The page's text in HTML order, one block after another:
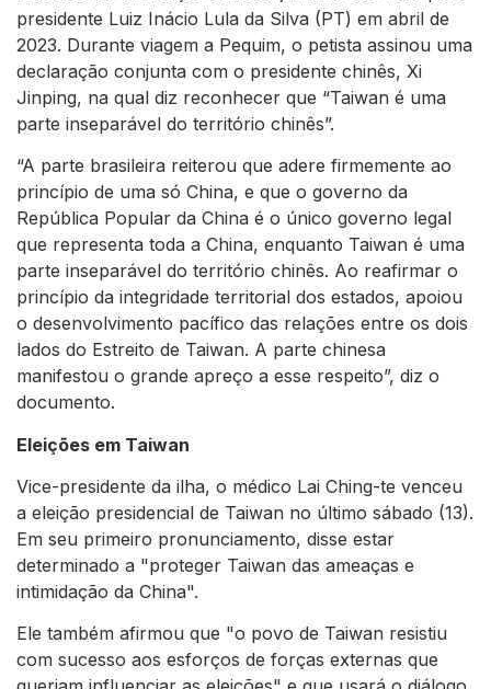
presidente Luiz Inácio Lula da Silva (PT) em abril de
2023. Durante viagem a Pequim, o petista assinou uma
declaração conjunta com o presidente chinês, Xi
Jinping, na qual diz reconhecer que “Taiwan é uma
parte inseparável do território chinês”.
“A parte brasileira reiterou que adere firmemente ao
princípio de uma só China, e que o governo da
República Popular da China é o único governo legal
que representa toda a China, enquanto Taiwan é uma
parte inseparável do território chinês. Ao reafirmar o
princípio da integridade territorial dos estados, apoiou
o desenvolvimento pacífico das relações entre os dois
lados do Estreito de Taiwan. A parte chinesa
manifestou o grande apreço a esse respeito”, diz o
documento.
Eleições em Taiwan
Vice-presidente da ilha, o médico Lai Ching-te venceu
a eleição presidencial de Taiwan no último sábado (13).
Em seu primeiro pronunciamento, disse estar
determinado a "proteger Taiwan das ameaças e
intimidação da China".
Ele também afirmou que "o povo de Taiwan resistiu
com sucesso aos esforços de forças externas que